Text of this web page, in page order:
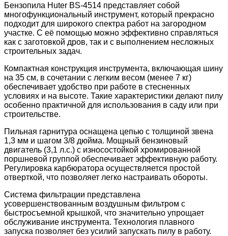
Бензопила Huter BS-4514 представляет собой
многофункциональный инструмент, который прекрасно
подходит для широкого спектра работ на загородном
участке. С её помощью можно эффективно справляться
как с заготовкой дров, так и с выполнением несложных
строительных задач.
Компактная конструкция инструмента, включающая шину
на 35 см, в сочетании с легким весом (менее 7 кг)
обеспечивает удобство при работе в стесненных
условиях и на высоте. Такие характеристики делают пилу
особенно практичной для использования в саду или при
строительстве.
Пильная гарнитура оснащена цепью с толщиной звена
1,3 мм и шагом 3/8 дюйма. Мощный бензиновый
двигатель (3,1 л.с.) с износостойкой хромированной
поршневой группой обеспечивает эффективную работу.
Регулировка карбюратора осуществляется простой
отверткой, что позволяет легко настраивать обороты.
Система фильтрации представлена
усовершенствованным воздушным фильтром с
быстросъемной крышкой, что значительно упрощает
обслуживание инструмента. Технология плавного
запуска позволяет без усилий запускать пилу в работу.